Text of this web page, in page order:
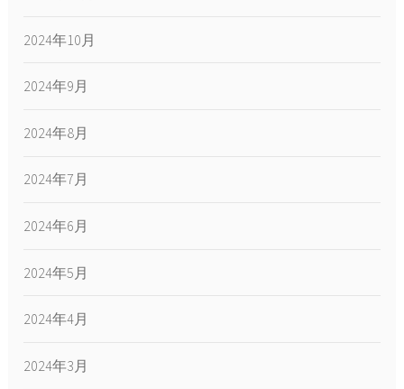
2024年10月
2024年9月
2024年8月
2024年7月
2024年6月
2024年5月
2024年4月
2024年3月